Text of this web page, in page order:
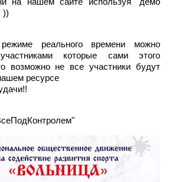
))
реального времени можно
которые сами этого
возможно не все участники будут
ресурсе